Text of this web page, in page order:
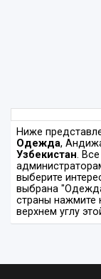
Ниже
Одежда,
Узбекистан.
выберите
выбрана
страны нажмите
верхнем углу